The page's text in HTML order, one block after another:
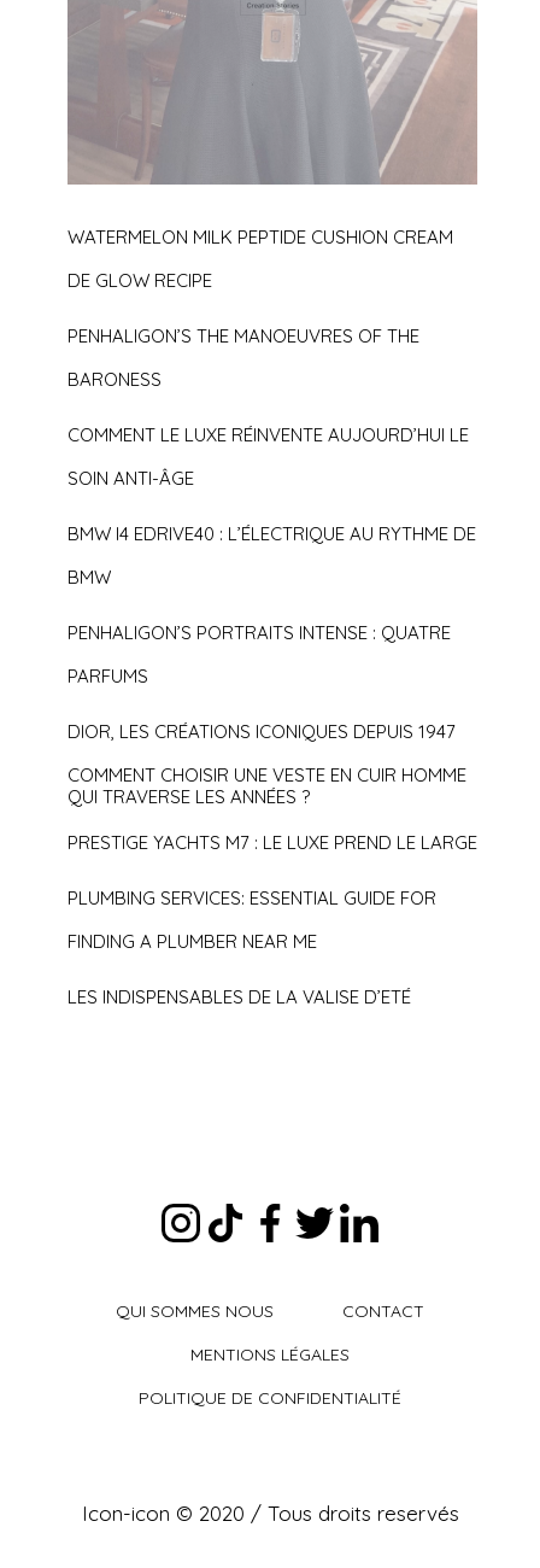
WATERMELON MILK PEPTIDE CUSHION CREAM
DE GLOW RECIPE
PENHALIGON’S THE MANOEUVRES OF THE
BARONESS
COMMENT LE LUXE RÉINVENTE AUJOURD’HUI LE
SOIN ANTI-ÂGE
BMW I4 EDRIVE40 : L’ÉLECTRIQUE AU RYTHME DE
BMW
PENHALIGON’S PORTRAITS INTENSE : QUATRE
PARFUMS
DIOR, LES CRÉATIONS ICONIQUES DEPUIS 1947
COMMENT CHOISIR UNE VESTE EN CUIR HOMME
QUI TRAVERSE LES ANNÉES ?
PRESTIGE YACHTS M7 : LE LUXE PREND LE LARGE
PLUMBING SERVICES: ESSENTIAL GUIDE FOR
FINDING A PLUMBER NEAR ME
LES INDISPENSABLES DE LA VALISE D’ETÉ
QUI SOMMES NOUS
CONTACT
MENTIONS LÉGALES
POLITIQUE DE CONFIDENTIALITÉ
Icon-icon © 2020 / Tous droits reservés